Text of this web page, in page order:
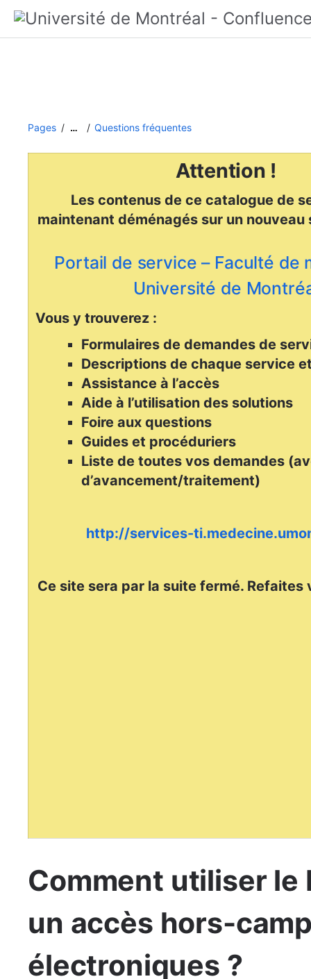
Pages … Questions fréquentes
Attention !
Les contenus de ce catalogue de
maintenant déménagéssur un nouveau
Portail de service – Faculté de
Université de
Vous y trouverez :
Formulaires de demandes de
Descriptions de chaque service
Assistance à l’accès
Aide à l’utilisation des solutions
Foire aux questions
Guides et procéduriers
Liste de toutes vos demandes
d’avancement/traitement)
http://services-
Ce site sera par la suite fermé. Refaites
Comment utiliser le
un accès hors-
électroniques ?